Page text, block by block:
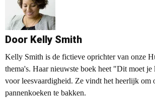
Door Kelly Smith
Kelly Smith is de fictieve oprichter van onze
thema's. Haar nieuwste boek heet "Dit moet
voor leesvaardigheid. Ze vindt het heerlijk om
pannenkoeken te bakken.